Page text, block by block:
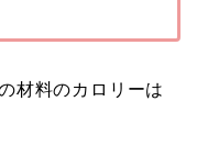
材料のカロリーは